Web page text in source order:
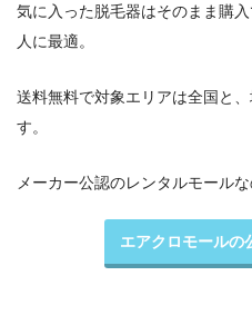
気に入った脱毛器はそのまま購
人に最適。
送料無料で対象エリアは全国と
す。
メーカー公認のレンタルモール
エアクロモールの